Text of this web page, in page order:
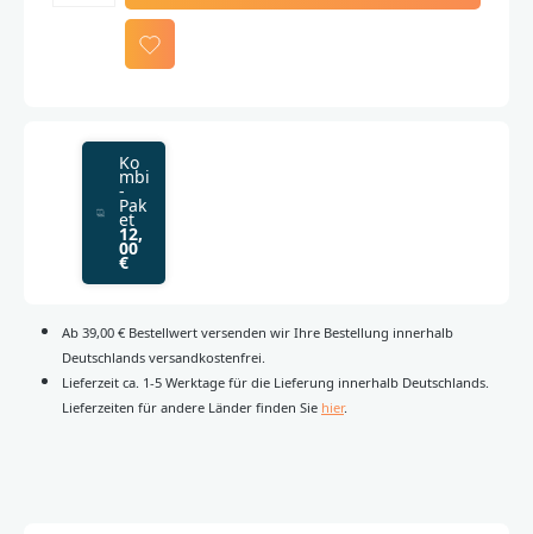
Ko
mbi
-
Pak
et
12,
00
€
Ab 39,00 € Bestellwert versenden wir Ihre Bestellung innerhalb
Deutschlands versandkostenfrei.
Lieferzeit ca. 1-5 Werktage für die Lieferung innerhalb Deutschlands.
Lieferzeiten für andere Länder finden Sie hier.